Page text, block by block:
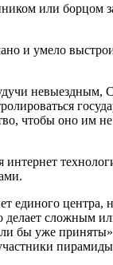
или борцом
и умело
невыездным,
чтобы оно им
единого
делает сложным
бы уже